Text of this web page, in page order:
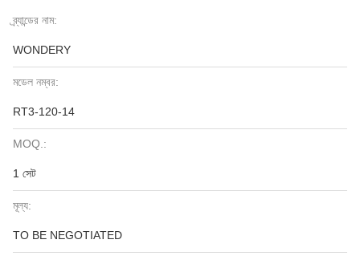
ব্র্যান্ডের নাম:
WONDERY
মডেল নম্বর:
RT3-120-14
MOQ.:
1 সেট
মূল্য:
TO BE NEGOTIATED